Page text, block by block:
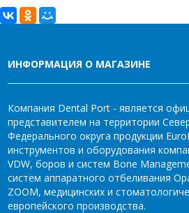
ИНФОРМАЦИЯ О МАГАЗИНЕ
Компания Dental Port - является
представителем на территории
Федерального округа продукции
инструментов и оборудования
VDW, боров и систем Bone
систем аппаратного отбеливания
ZOOM, медицинских и
европейского производства.